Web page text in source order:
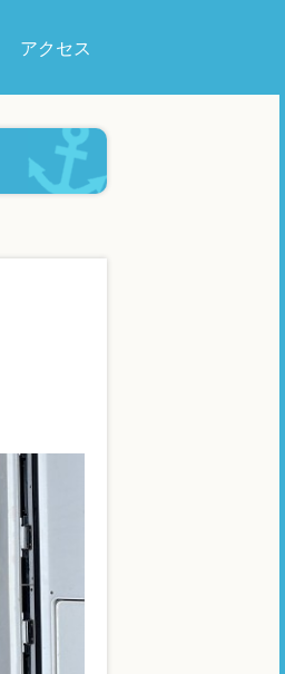
アクセス